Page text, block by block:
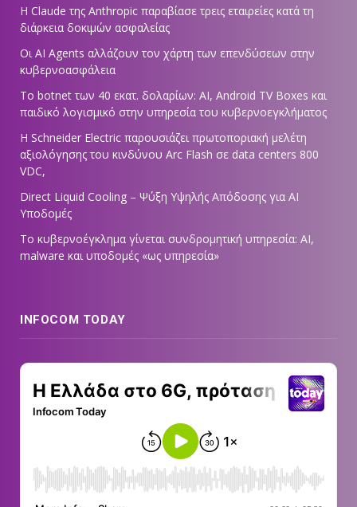
Η Claude της Anthropic παραβίασε τρεις εταιρείες κατά τη
διάρκεια δοκιμών ασφαλείας
Οι AI Agents αλλάζουν τον χάρτη των επενδύσεων στην
κυβερνοασφάλεια
Το botnet των 40 εκατ. δολαρίων: AI, Android TV Boxes και
παιδικό λογισμικό στην υπηρεσία του κυβερνοεγκλήματος
Η Schneider Electric παρουσιάζει πρωτοποριακή μελέτη
αξιολόγησης του κινδύνου Arc Flash σε data centers 800
VDC,
Direct Liquid Cooling – Ψύξη Υψηλής Απόδοσης για AI
Υποδομές
Το κυβερνοέγκλημα γίνεται συνδρομητική υπηρεσία: AI,
malware και υποδομές «ως υπηρεσία»
INFOCOM TODAY